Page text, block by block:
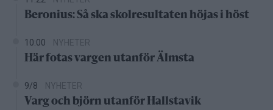
Beronius: Så ska skolresultaten höjas i höst
10:00 NYHETER
Här fotas vargen utanför Älmsta
9/8 NYHETER
Varg och björn utanför Hallstavik